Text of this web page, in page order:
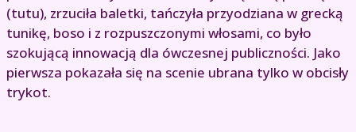
(tutu), zrzuciła baletki, tańczyła przyodziana w grecką
tunikę, boso i z rozpuszczonymi włosami, co było
szokującą innowacją dla ówczesnej publiczności. Jako
pierwsza pokazała się na scenie ubrana tylko w obcisły
trykot.